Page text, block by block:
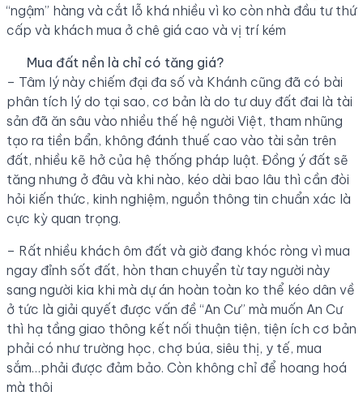
“ngậm” hàng và cắt lỗ khá nhiều vì ko còn nhà đầu tư thứ
cấp và khách mua ở chê giá cao và vị trí kém
Mua đất nền là chỉ có tăng giá?
– Tâm lý này chiếm đại đa số và Khánh cũng đã có bài
phân tích lý do tại sao, cơ bản là do tư duy đất đai là tài
sản đã ăn sâu vào nhiều thế hệ người Việt, tham nhũng
tạo ra tiền bẩn, không đánh thuế cao vào tài sản trên
đất, nhiều kẽ hở của hệ thống pháp luật. Đồng ý đất sẽ
tăng nhưng ở đâu và khi nào, kéo dài bao lâu thì cần đòi
hỏi kiến thức, kinh nghiệm, nguồn thông tin chuẩn xác là
cực kỳ quan trọng.
– Rất nhiều khách ôm đất và giờ đang khóc ròng vì mua
ngay đỉnh sốt đất, hòn than chuyển từ tay người này
sang người kia khi mà dự án hoàn toàn ko thể kéo dân về
ở tức là giải quyết được vấn đề “An Cư” mà muốn An Cư
thì hạ tầng giao thông kết nối thuận tiện, tiện ích cơ bản
phải có như trường học, chợ búa, siêu thị, y tế, mua
sắm…phải được đảm bảo. Còn không chỉ để hoang hoá
mà thôi